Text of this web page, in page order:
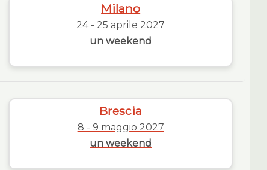
Milano
24 - 25 aprile 2027
un weekend
Brescia
8 - 9 maggio 2027
un weekend